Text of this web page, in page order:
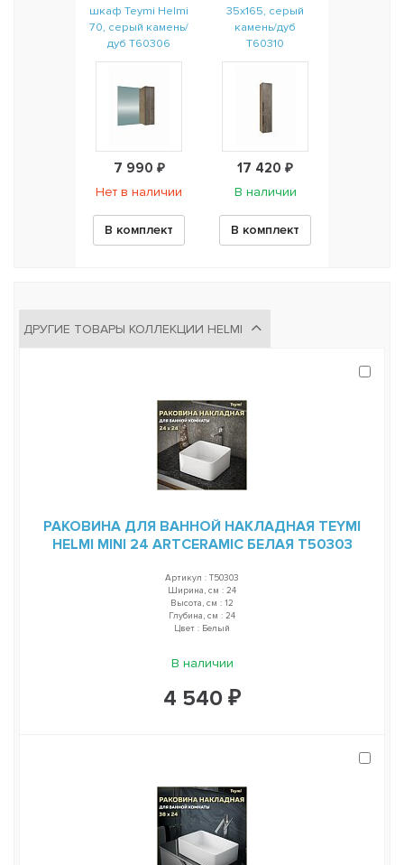
шкаф Teymi Helmi
70, серый камень/
дуб T60306
7 990 ₽
Нет в наличии
В комплект
35х165, серый
камень/дуб
T60310
17 420 ₽
В наличии
В комплект
ДРУГИЕ ТОВАРЫ КОЛЛЕКЦИИ HELMI
РАКОВИНА ДЛЯ ВАННОЙ НАКЛАДНАЯ TEYMI
HELMI MINI 24 ARTCERAMIC БЕЛАЯ T50303
Артикул : T50303
Ширина, см : 24
Высота, см : 12
Глубина, см : 24
Цвет : Белый
В наличии
4 540 ₽